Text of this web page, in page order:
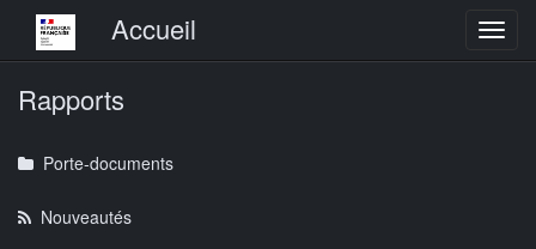
Menu principalAccueil
Rapports
Porte-documents
Nouveautés